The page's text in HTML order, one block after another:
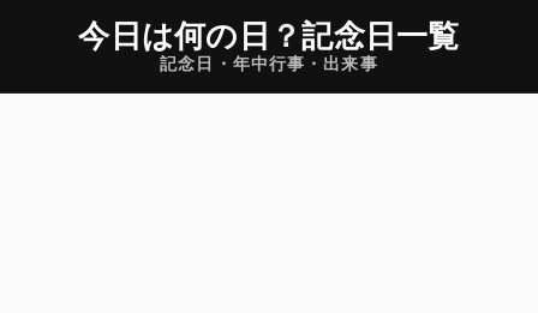
今日は何の日 ？記念日一覧
記念日・年中行事・出来事